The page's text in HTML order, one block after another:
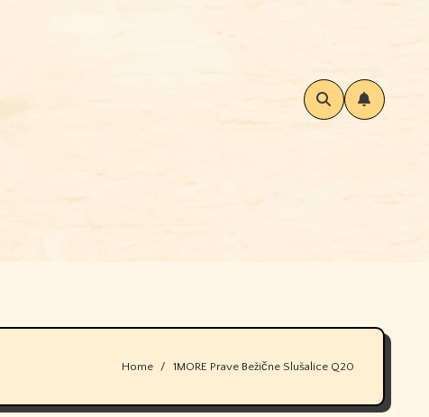
Home 1MORE Prave Bežične Slušalice Q20